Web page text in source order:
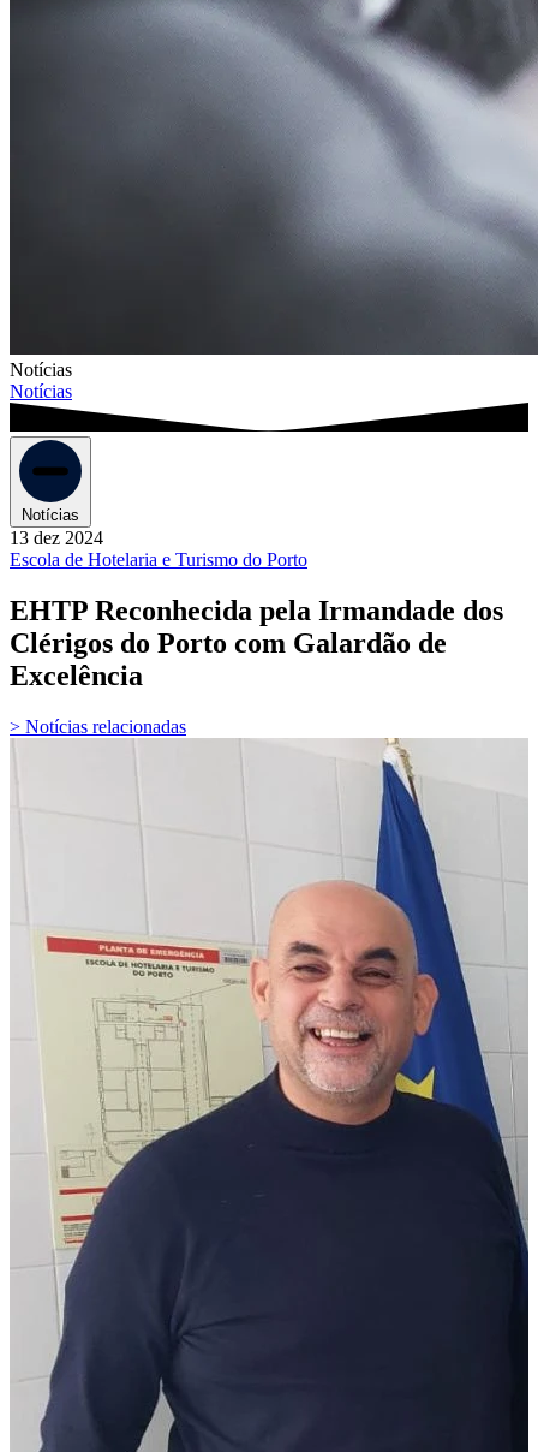
Notícias
Notícias
Notícias
13 dez 2024
Escola de Hotelaria e Turismo do Porto
EHTP Reconhecida pela Irmandade dos
Clérigos do Porto com Galardão de
Excelência
> Notícias relacionadas